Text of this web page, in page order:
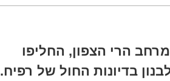
הרי הצפון, החליפו
לבנון בדיונות החול של רפיח.